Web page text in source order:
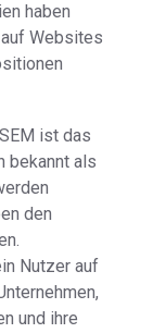
haben
Websites
ist das
bekannt als
den
Nutzer auf
und ihre